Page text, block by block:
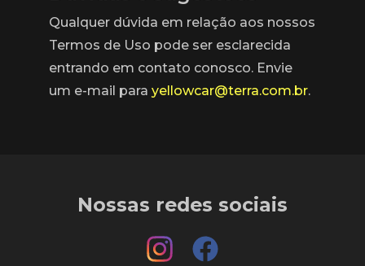
Qualquer dúvida em relação aos nossos
Termos de Uso pode ser esclarecida
entrando em contato conosco. Envie
um e-mail para yellowcar@terra.com.br.
Nossas redes sociais